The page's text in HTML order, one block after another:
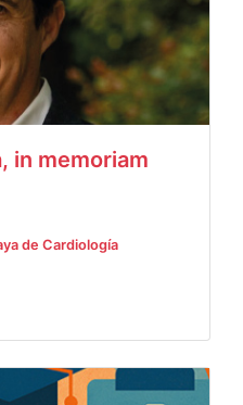
in memoriam
de Cardiología